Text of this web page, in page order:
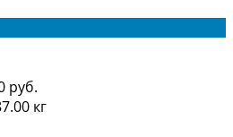
руб.
кг